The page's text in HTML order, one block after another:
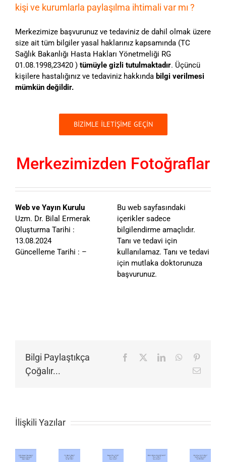
kişi ve kurumlarla paylaşılma ihtimali var mı ?
Merkezimize başvurunuz ve tedaviniz de dahil olmak üzere
size ait tüm bilgiler yasal haklarınız kapsamında (TC
Sağlık Bakanlığı Hasta Hakları Yönetmeliği RG
01.08.1998,23420 ) tümüyle gizli tutulmaktadır. Üçüncü
kişilere hastalığınız ve tedaviniz hakkında bilgi verilmesi
mümkün değildir.
BİZİMLE İLETİŞİME GEÇİN
Merkezimizden Fotoğraflar
Web ve Yayın Kurulu
Uzm. Dr. Bilal Ermerak
Oluşturma Tarihi :
13.08.2024
Güncelleme Tarihi : –
Bu web sayfasındaki
içerikler sadece
bilgilendirme amaçlıdır.
Tanı ve tedavi için
kullanılamaz. Tanı ve tedavi
için mutlaka doktorunuza
başvurunuz.
Bilgi Paylaştıkça
Çoğalır...
Facebook LinkedInWhatsApp
E-
İlişkili Yazılar